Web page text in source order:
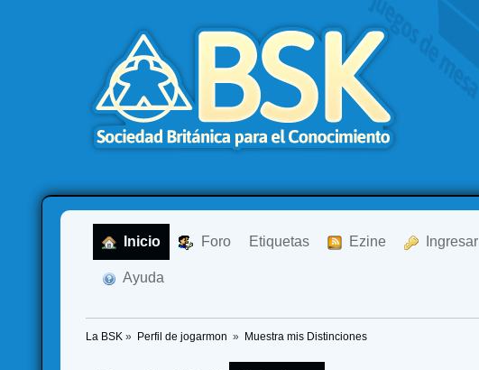
Inicio Foro Etiquetas Ezine Ingresar
Ayuda
La BSK » Perfil de jogarmon » Muestra mis Distinciones